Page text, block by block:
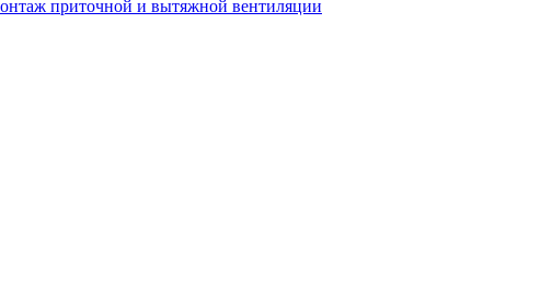
приточной и вытяжной вентиляции